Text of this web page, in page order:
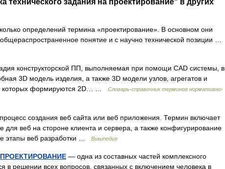
технического задания на проектирование" в других
определений термина «проектирование». В основном они
понятие и с научно технической позиции …
конструкторской ПП, выполняемая при помощи CAD системы, в
3D мoдeль изделия, а также 3D мoдeли узлов, агрегатов и
которых формируются 2D… …
Словарь-справочник терминов нормативно-
создания веб сайта или веб приложения. Термин включает
для веб на стороне клиента и сервера, а также конфигурирование
этапы веб разработки …
Википедия
— одна из составных частей комплексного
решении всех вопросов, связанных с включением человека в